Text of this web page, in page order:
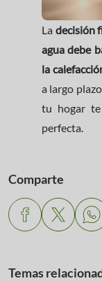
La decisión
agua debe
la
a largo
tu hogar
perfecta.
Comparte
Temas